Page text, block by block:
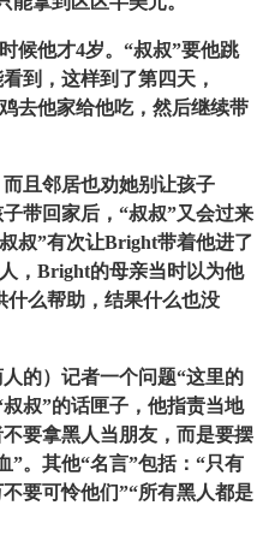
候他才4岁。“叔叔”要他跳
到，这样到了第四天，
去他家给他吃，然后继续带
且邻居也劝她别让孩子
带回家后，“叔叔”又会过来
叔”有次让Bright带着他进了
，Bright的母亲当时以为他
什么帮助，结果什么也没
的）记者一个问题“这里的
叔”的话匣子，他指责当地
要拿黑人当朋友，而是要摆
”。其他“名言”包括：“只有
要可怜他们”“所有黑人都是